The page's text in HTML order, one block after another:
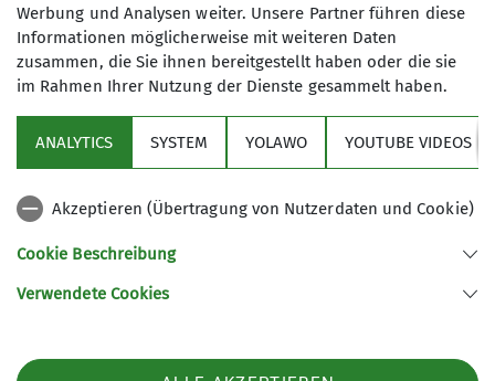
Für bergbegeisterte Familien
Organisation:
Olivier Schlegel
Trainer:
Anke & Oli Schlegel, Beate & Florian Hensinger,
Sektion
Aktuelles
88400 Biberach
Werbung und Analysen weiter. Unsere Partner führen diese
Informationen möglicherweise mit weiteren Daten
zusammen, die Sie ihnen bereitgestellt haben oder die sie
im Rahmen Ihrer Nutzung der Dienste gesammelt haben.
ANALYTICS SYSTEM YOLAWO YOUTUBE VIDEOS
Akzeptieren (Übertragung von Nutzerdaten und Cookie)
Cookie Beschreibung
Verwendete Cookies